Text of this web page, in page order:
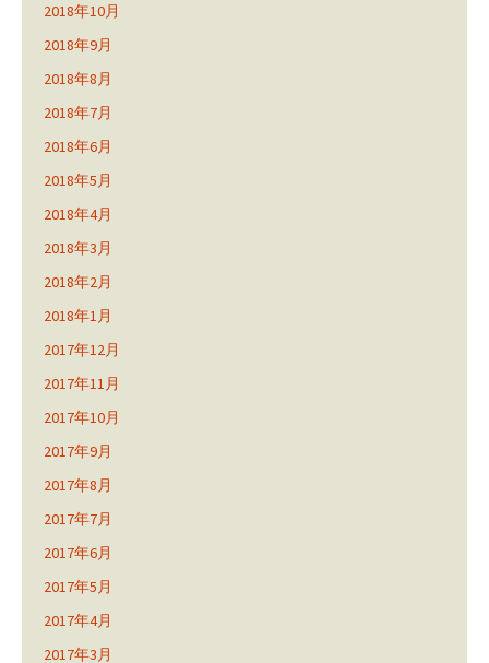
2018年10月
2018年9月
2018年8月
2018年7月
2018年6月
2018年5月
2018年4月
2018年3月
2018年2月
2018年1月
2017年12月
2017年11月
2017年10月
2017年9月
2017年8月
2017年7月
2017年6月
2017年5月
2017年4月
2017年3月